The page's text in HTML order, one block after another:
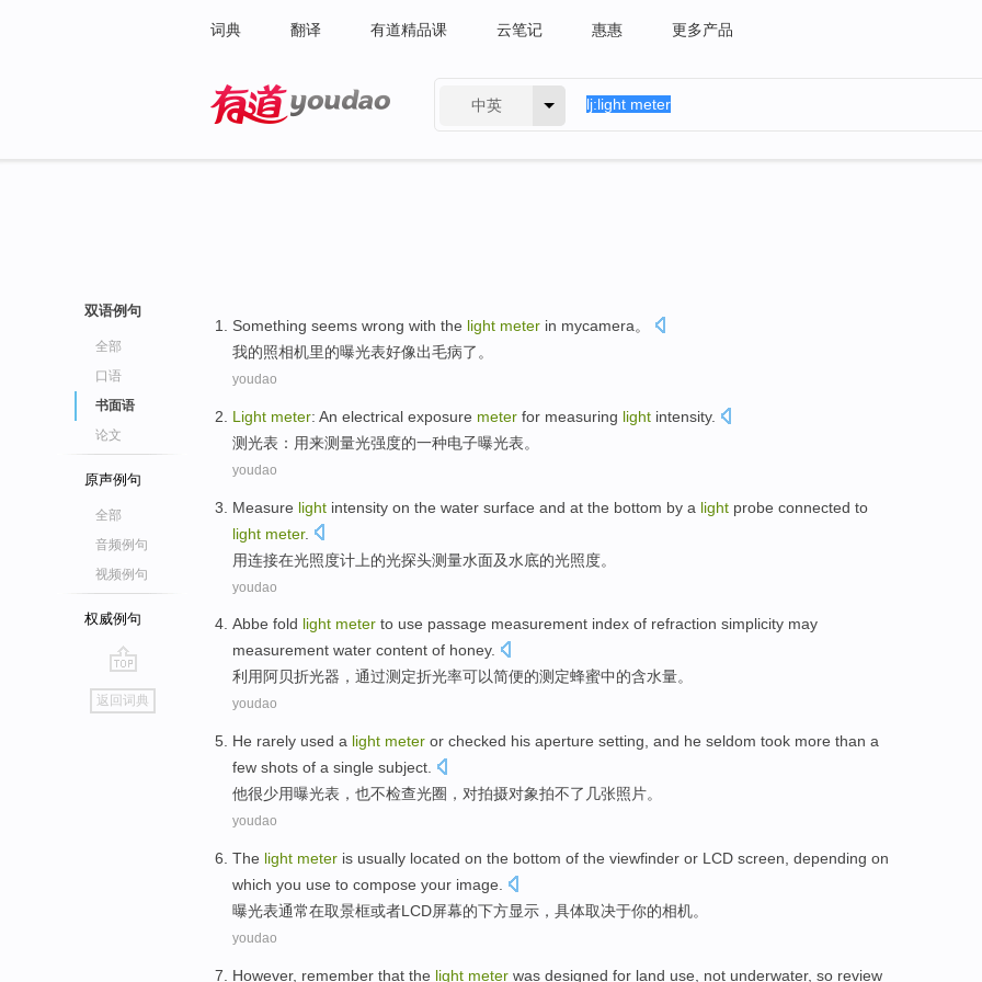
词典 翻译 有道精品课 云笔记 惠惠 更多产品
中英
双语例句
全部
口语
书面语
论文
原声例句
全部
音频例句
视频例句
权威例句
go
top
返回词典
Something seems wrong with the light meter in mycamera。
我的照相机里的曝光表好像出毛病了 。
youdao
Light meter: An electrical exposure meter for measuring light intensity.
测光表： 用来测量光强度的一种电子曝光表。
youdao
Measure light intensity on the water surface and at the bottom by a light probe connected to
light meter.
用连接在光照度计上的光探头测量水面及水底的光照度。
youdao
Abbe fold light meter to use passage measurement index of refraction simplicity may
measurement water content of honey.
利用阿贝折光器， 通过测定折光率可以简便的测定蜂蜜中的含水量。
youdao
He rarely used a light meter or checked his aperture setting , and he seldom took more than a
few shots of a single subject
他很少用曝光表 ， 也不检查光圈 ，对拍摄对象拍不了 几张照片。
youdao
The light meter is usually located on the bottom of the viewfinder or LCD screen depending on
which you use to compose your image.
曝光表通常在取景框或者LCD屏幕的下方显示，具体取决于你的相机。
youdao
However, remember that the light meter was designed for land use not underwater, so review